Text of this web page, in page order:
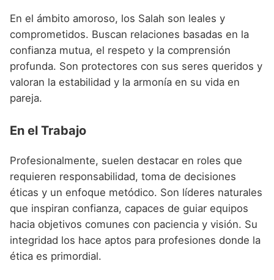
En el ámbito amoroso, los Salah son leales y
comprometidos. Buscan relaciones basadas en la
confianza mutua, el respeto y la comprensión
profunda. Son protectores con sus seres queridos y
valoran la estabilidad y la armonía en su vida en
pareja.
En el Trabajo
Profesionalmente, suelen destacar en roles que
requieren responsabilidad, toma de decisiones
éticas y un enfoque metódico. Son líderes naturales
que inspiran confianza, capaces de guiar equipos
hacia objetivos comunes con paciencia y visión. Su
integridad los hace aptos para profesiones donde la
ética es primordial.